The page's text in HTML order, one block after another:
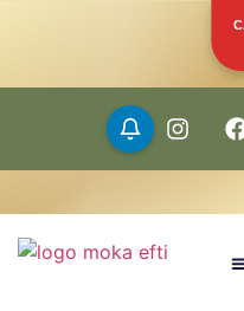
Grains